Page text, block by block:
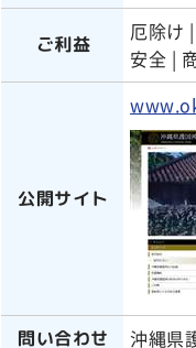
ご利益
厄除け
安全 |
公開サイト
問い合わせ 沖縄県